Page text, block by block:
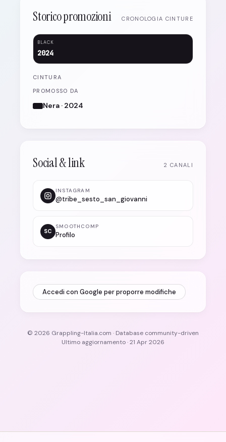
Storico promozioni CRONOLOGIA CINTURE
BLACK
2024
CINTURA
PROMOSSO DA
Nera · 2024
Social & link 2 CANALI
INSTAGRAM
@tribe_sesto_san_giovanni
SC
SMOOTHCOMP
Profilo
Accedi con Google per proporre modifiche
© 2026 Grappling-Italia.com · Database community-driven
Ultimo aggiornamento · 21 Apr 2026